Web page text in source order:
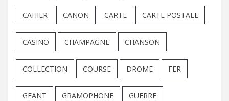
CAHIER CANON CARTE CARTE POSTALE
CASINO CHAMPAGNE CHANSON
COLLECTION COURSE DROME FER
GEANT GRAMOPHONE GUERRE